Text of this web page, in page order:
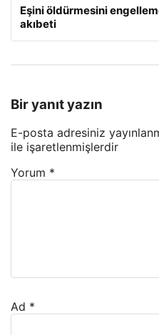
Eşini öldürmesini
akıbeti
Bir yanıt yazın
E-posta adresiniz
ile işaretlenmişlerdir
Yorum *
Ad *